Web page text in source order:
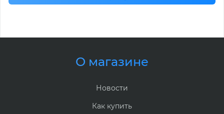
О магазине
Новости
Как купить